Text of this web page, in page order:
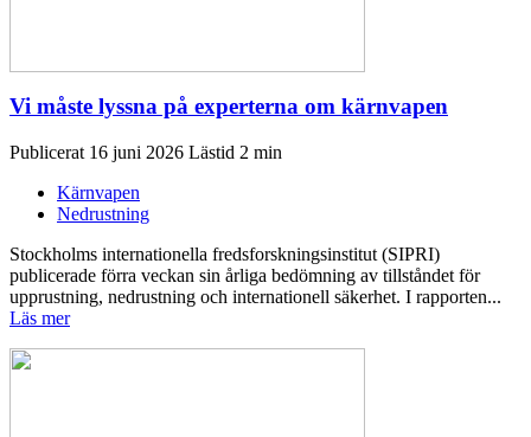
Vi måste lyssna på experterna om kärnvapen
Publicerat 16 juni 2026
Kärnvapen
Nedrustning
Stockholms internationella fredsforskningsinstitut (SIPRI)
publicerade förra veckan sin årliga bedömning av tillståndet för
upprustning, nedrustning och internationell säkerhet. I rapporten...
Läs mer